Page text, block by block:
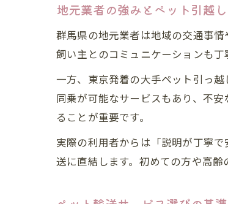
地元業者の強みとペット引越
群馬県の地元業者は地域の交通事
飼い主とのコミュニケーションも
一方、東京発着の大手ペット引っ
同乗が可能なサービスもあり、不
ることが重要です。
実際の利用者からは「説明が丁寧
送に直結します。初めての方や高